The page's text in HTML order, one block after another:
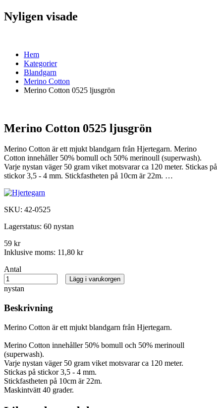
Nyligen visade
Hem
Kategorier
Blandgarn
Merino Cotton
Merino Cotton 0525 ljusgrön
Merino Cotton 0525 ljusgrön
Merino Cotton är ett mjukt blandgarn från Hjertegarn. Merino
Cotton innehåller 50% bomull och 50% merinoull (superwash).
Varje nystan väger 50 gram viket motsvarar ca 120 meter. Stickas på
stickor 3,5 - 4 mm. Stickfastheten på 10cm är 22m. …
SKU: 42-0525
Lagerstatus: 60 nystan
59 kr
Inklusive moms: 11,80 kr
Antal
nystan
Lägg i varukorgen
Beskrivning
Merino Cotton är ett mjukt blandgarn från Hjertegarn.
Merino Cotton innehåller 50% bomull och 50% merinoull
(superwash).
Varje nystan väger 50 gram viket motsvarar ca 120 meter.
Stickas på stickor 3,5 - 4 mm.
Stickfastheten på 10cm är 22m.
Maskintvätt 40 grader.